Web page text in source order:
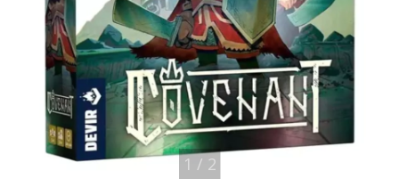
1 / 2